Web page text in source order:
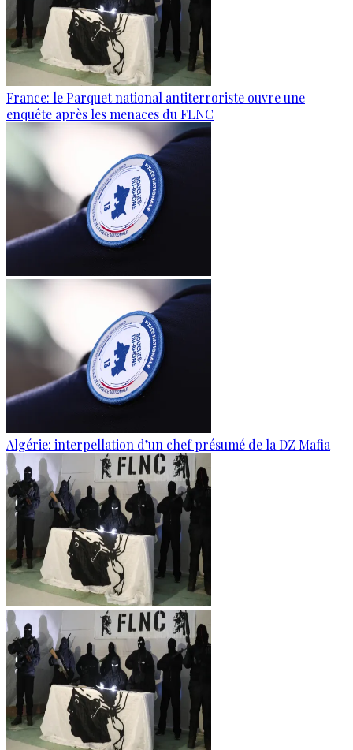
France: le Parquet national antiterroriste ouvre une
enquête après les menaces du FLNC
Algérie: interpellation d’un chef présumé de la DZ Mafia